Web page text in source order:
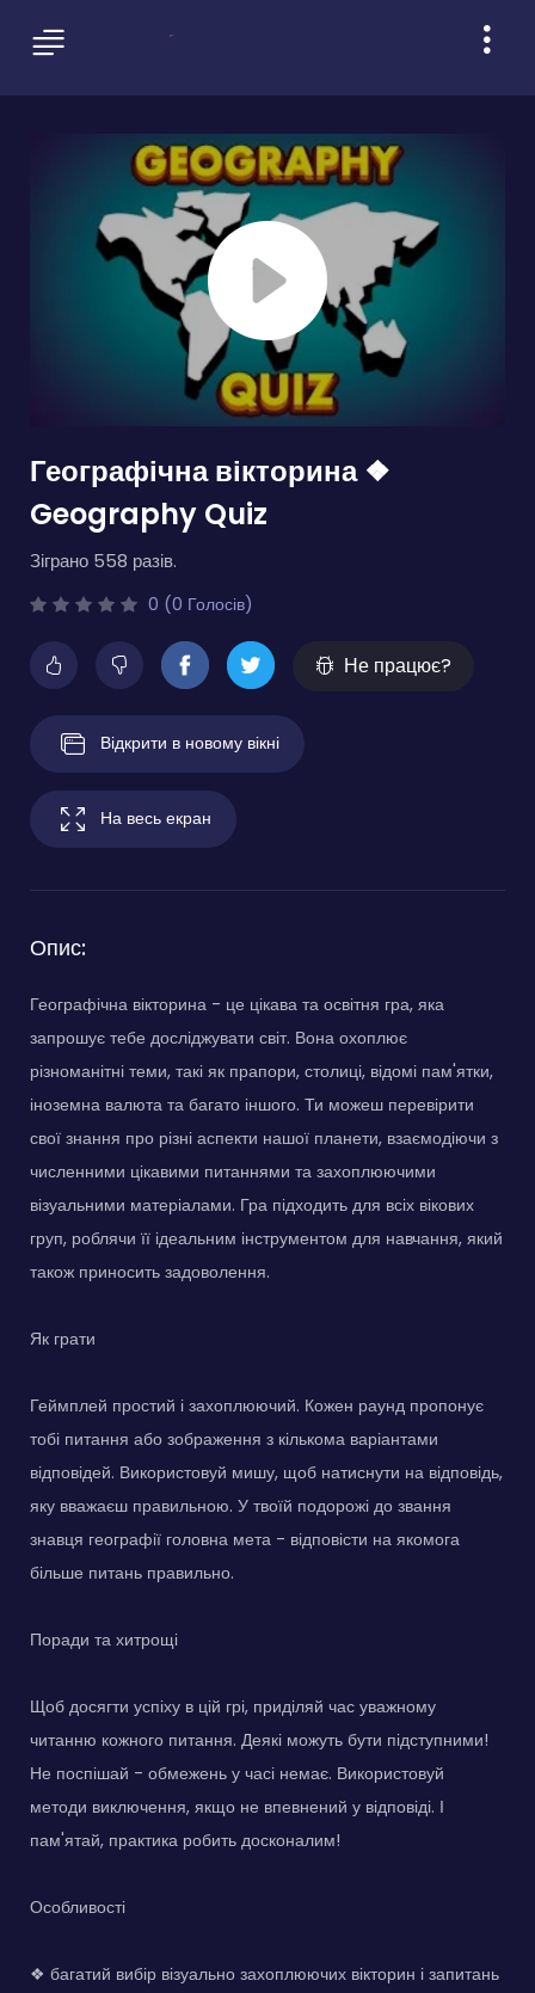
Географічна вікторина ❖
Geography Quiz
Зіграно 558 разів.
0 (0 Голосів)
Не працює?
Відкрити в новому вікні
На весь екран
Опис:
Географічна вікторина - це цікава та освітня гра, яка
запрошує тебе досліджувати світ. Вона охоплює
різноманітні теми, такі як прапори, столиці, відомі пам'ятки,
іноземна валюта та багато іншого. Ти можеш перевірити
свої знання про різні аспекти нашої планети, взаємодіючи з
численними цікавими питаннями та захоплюючими
візуальними матеріалами. Гра підходить для всіх вікових
груп, роблячи її ідеальним інструментом для навчання, який
також приносить задоволення.
Як грати
Геймплей простий і захоплюючий. Кожен раунд пропонує
тобі питання або зображення з кількома варіантами
відповідей. Використовуй мишу, щоб натиснути на відповідь,
яку вважаєш правильною. У твоїй подорожі до звання
знавця географії головна мета - відповісти на якомога
більше питань правильно.
Поради та хитрощі
Щоб досягти успіху в цій грі, приділяй час уважному
читанню кожного питання. Деякі можуть бути підступними!
Не поспішай - обмежень у часі немає. Використовуй
методи виключення, якщо не впевнений у відповіді. І
пам'ятай, практика робить досконалим!
Особливості
❖ багатий вибір візуально захоплюючих вікторин і запитань